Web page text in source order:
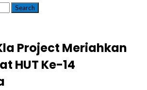
Project Meriahkan
HUT Ke-14